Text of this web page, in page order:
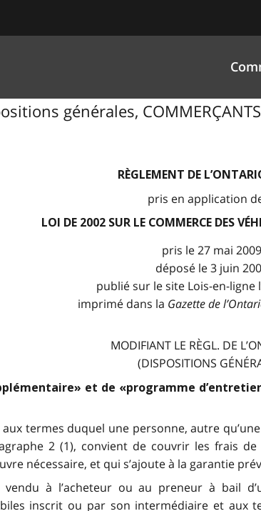
générales, COMMERÇANTS
RÈGLEMENT DE
pris en application
LOI DE 2002 SUR LE COMMERCE DES
pris le 27 mai 2009
déposé le 3 juin
publié sur le site Lois-en-ligne
imprimé dans la Gazette de l’
MODIFIANT LE RÈGL. DE
(DISPOSITIONS
et de «programme
termes duquel une personne, autre
2 (1), convient de couvrir les frais
nécessaire, et qui s’ajoute à la garantie
vendu à l’acheteur ou au preneur à bail
inscrit ou par son intermédiaire et aux